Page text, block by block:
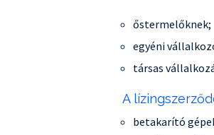
őstermelőknek;
egyéni
társas
A
betakarító